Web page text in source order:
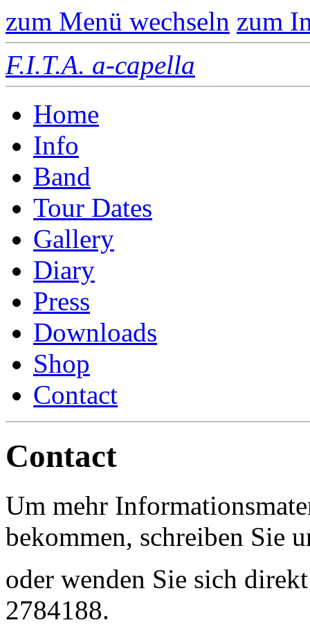
zum Menü wechseln zum
F.I.T.A. a-capella
Home
Info
Band
Tour Dates
Gallery
Diary
Press
Downloads
Shop
Contact
Contact
Um mehr
bekommen, schreiben Sie
oder wenden Sie sich
2784188.